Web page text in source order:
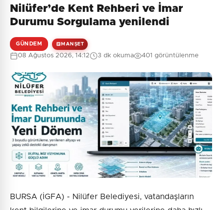
Güvenlik Sorusu:
8 + 8 = ?
Gönder
Henüz yorum yapılmamış. İlk yorumu siz yapın!
Nilüfer’de Kent Rehberi ve İmar
Durumu Sorgulama yenilendi
GÜNDEM MANŞET
08 Ağustos 2026, 14:12 3 dk okuma 401 görüntülenme
BURSA (İGFA) - Nilüfer Belediyesi, vatandaşların